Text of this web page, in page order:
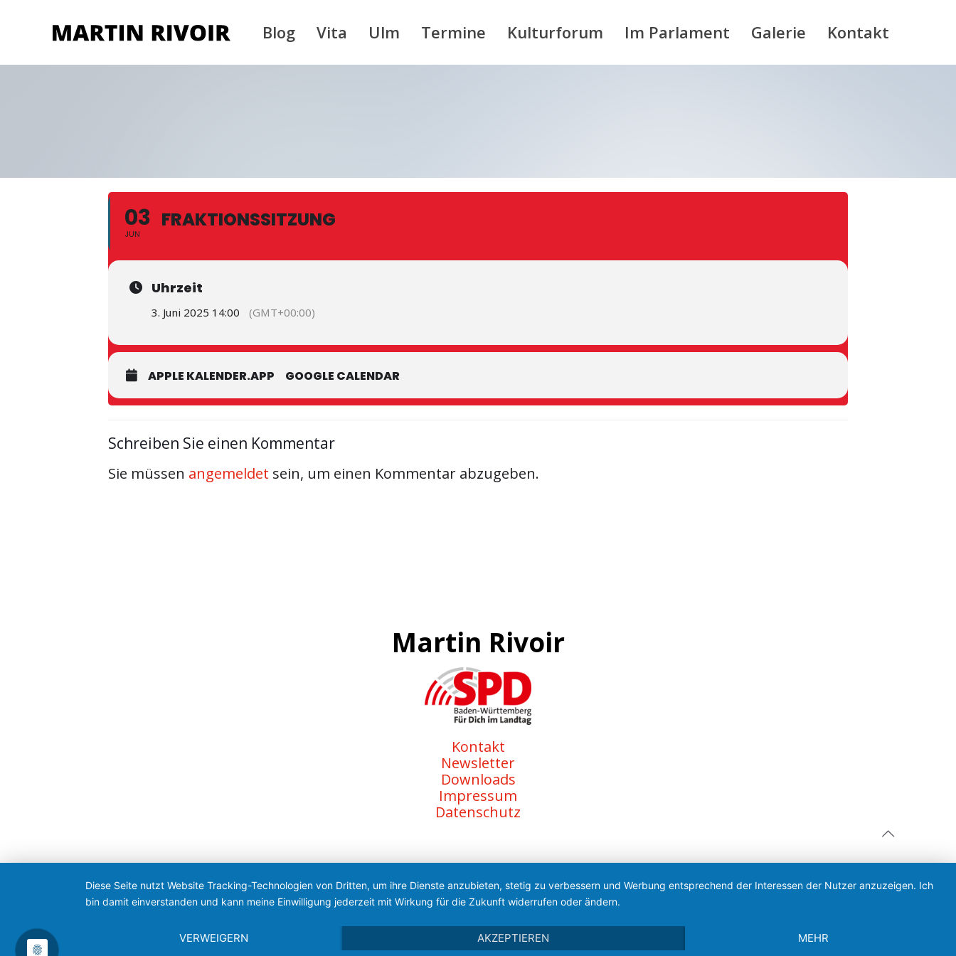
Blog Vita Ulm Termine Kulturforum Im Parlament Galerie Kontakt
03
JUN
FRAKTIONSSITZUNG
Uhrzeit
3. Juni 2025 14:00 (GMT+00:00)
APPLE KALENDER.APP GOOGLE CALENDAR
Schreiben Sie einen Kommentar
Sie müssen angemeldet sein, um einen Kommentar abzugeben.
Martin Rivoir
Kontakt
Newsletter
Downloads
Impressum
Datenschutz
Diese Seite nutzt Website Tracking-Technologien von Dritten, um ihre Dienste anzubieten, stetig zu verbessern und Werbung entsprechend der Interessen der Nutzer anzuzeigen. Ich
bin damit einverstanden und kann meine Einwilligung jederzeit mit Wirkung für die Zukunft widerrufen oder ändern.
VERWEIGERN AKZEPTIEREN MEHR